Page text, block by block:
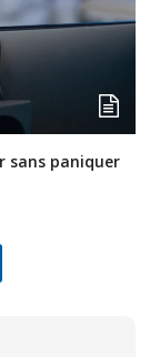
sans paniquer